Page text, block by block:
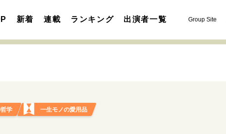
新着 連載 ランキング 出演者一覧 Group Site
学 一生モノの愛用品